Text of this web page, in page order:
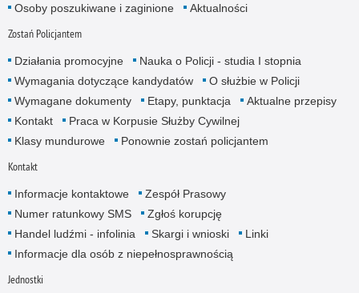
Osoby poszukiwane i zaginione Aktualności
Zostań Policjantem
Działania promocyjne
Nauka o Policji - studia I stopnia
Wymagania dotyczące kandydatów
O służbie w Policji
Wymagane dokumenty
Etapy, punktacja
Aktualne przepisy
Kontakt
Praca w Korpusie Służby Cywilnej
Klasy mundurowe
Ponownie zostań policjantem
Kontakt
Informacje kontaktowe
Zespół Prasowy
Numer ratunkowy SMS
Zgłoś korupcję
Handel ludźmi - infolinia
Skargi i wnioski
Linki
Informacje dla osób z niepełnosprawnością
Jednostki